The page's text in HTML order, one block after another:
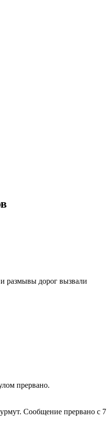
размывы дорог вызвали
прервано.
Сообщение прервано с 7